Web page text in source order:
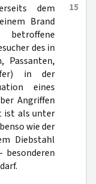
15
dem
Brand
des in
Passanten,
in der
eines
Angriffen
ist als unter
wie der
Diebstahl
besonderen